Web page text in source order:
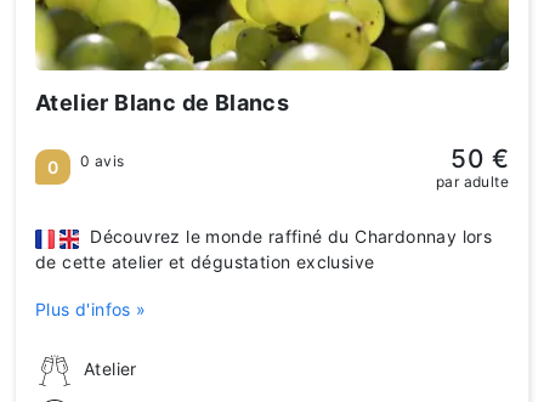
Atelier Blanc de Blancs
Atelier
Découvrez le monde raffiné du Chardonnay lors
de cette atelier et dégustation exclusive
Plus d'infos »
0 0 avis 50 €
par adulte